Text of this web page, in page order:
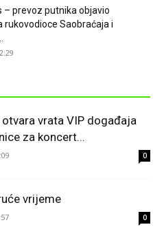
– prevoz putnika objavio
rukovodioce Saobraćaja i
vrata VIP događaja
za koncert...
0
vrijeme
0